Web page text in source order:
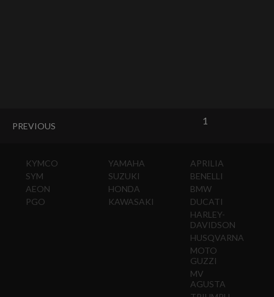
PREVIOUS 1
KYMCO
SYM
AEON
PGO
YAMAHA
SUZUKI
HONDA
KAWASAKI
APRILIA
BENELLI
BMW
DUCATI
HARLEY-
DAVIDSON
HUSQVARNA
MOTO
GUZZI
MV
AGUSTA